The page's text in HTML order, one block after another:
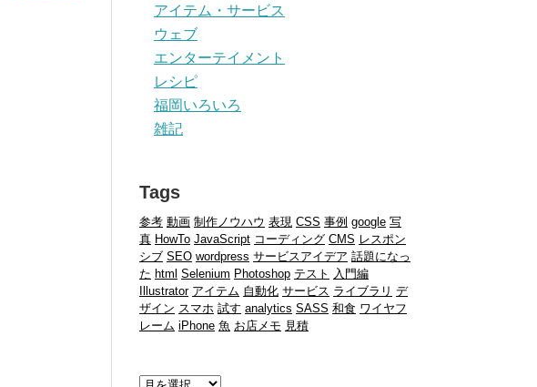
アイテム・サービス
ウェブ
エンターテイメント
レシピ
福岡いろいろ
雑記
Tags
参考 動画 制作ノウハウ 表現 CSS 事例 google 写
真 HowTo JavaScript コーディング CMS レスポン
シブ SEO wordpress サービスアイデア 話題になっ
た html Selenium Photoshop テスト 入門編
Illustrator アイテム 自動化 サービス ライブラリ デ
ザイン スマホ 試す analytics SASS 和食 ワイヤフ
レーム iPhone 魚 お店メモ 見積